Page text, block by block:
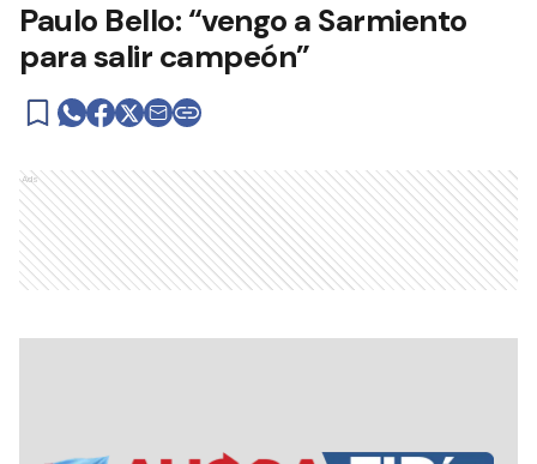
Paulo Bello: “vengo a Sarmiento
para salir campeón”
Ads